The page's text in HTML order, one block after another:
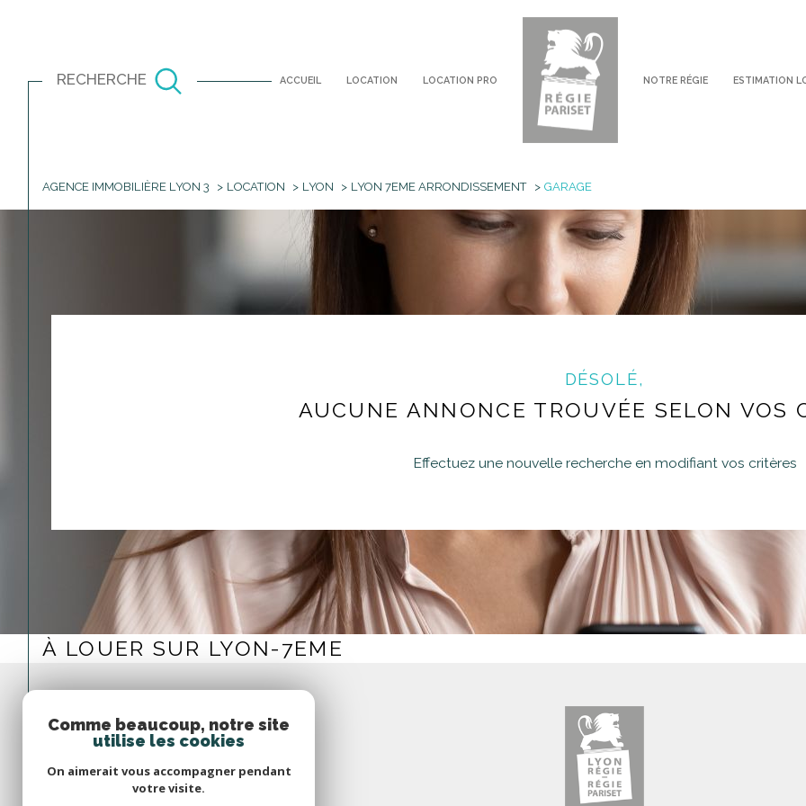
ACCUEIL LOCATION LOCATION PRO NOTRE RÉGIE ESTIMATION
RECHERCHE
Louer
à l'année
Estimer
LOYER
69001 - Lyon
AGENCE IMMOBILIÈRE LYON 3 LOCATION LYON LYON 7EME ARRONDISSEMENT GARAGE
DÉSOLÉ,
AUCUNE ANNONCE TROUVÉE SELON VOS
Effectuez une nouvelle recherche en modifiant vos critères
À LOUER SUR LYON-7EME
Comme beaucoup, notre site
utilise les cookies
On aimerait vous accompagner pendant
votre visite.